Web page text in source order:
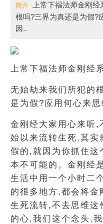
简介
上常下福法师金刚
根吗?三界为真还是为假?
因..
上常下福法师金刚经
无始劫来我们所犯的
是为假?应用何心来
金刚经大家用心来听,
始以来流转生死,其实
假的,就因为你抓住这
本不可能的。金刚经
生活中用一个小时二
的很多地方,都会将
生死流转,不去思维这
的心,我们这个念头,